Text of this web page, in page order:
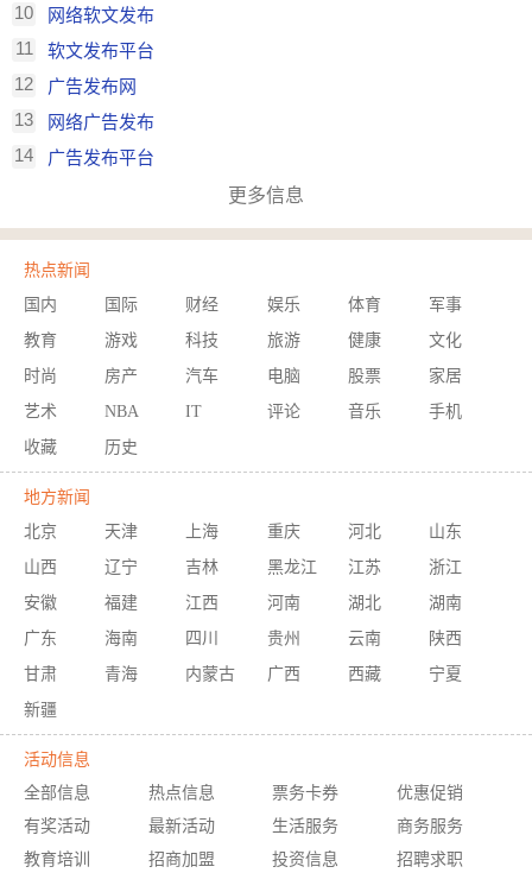
10 网络软文发布
11 软文发布平台
12 广告发布网
13 网络广告发布
14 广告发布平台
更多信息
热点新闻
国内 国际 财经 娱乐 体育
军事
教育
游戏 科技 旅游 健康
文化
时尚
房产 汽车 电脑 股票
家居
艺术
NBA IT 评论 音乐
手机
收藏
历史
地方新闻
北京 天津 上海 重庆 河北
山东
山西
辽宁 吉林 黑龙江 江苏
浙江
安徽
福建 江西 河南 湖北
湖南
广东
海南 四川 贵州 云南
陕西
甘肃
青海 内蒙古 广西 西藏
宁夏
新疆
活动信息
全部信息 热点信息 票务卡券
优惠促销
有奖活动
最新活动 生活服务
商务服务
教育培训
招商加盟 投资信息 招聘求职